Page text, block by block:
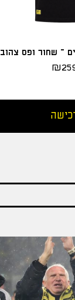
– שחור ופס צהוב
₪